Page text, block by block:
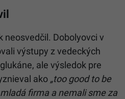
neosvedčil. Dobolyovci v
výstupy z vedeckých
ale výsledok pre
ako „too good to be
firma a nemali sme za